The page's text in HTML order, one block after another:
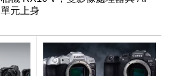
單元上身